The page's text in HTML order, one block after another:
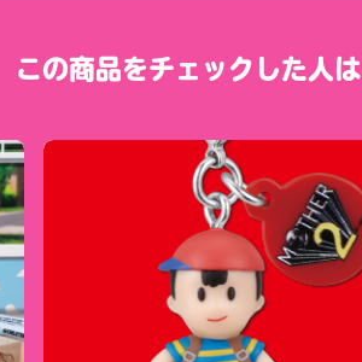
この商品をチェックした人は